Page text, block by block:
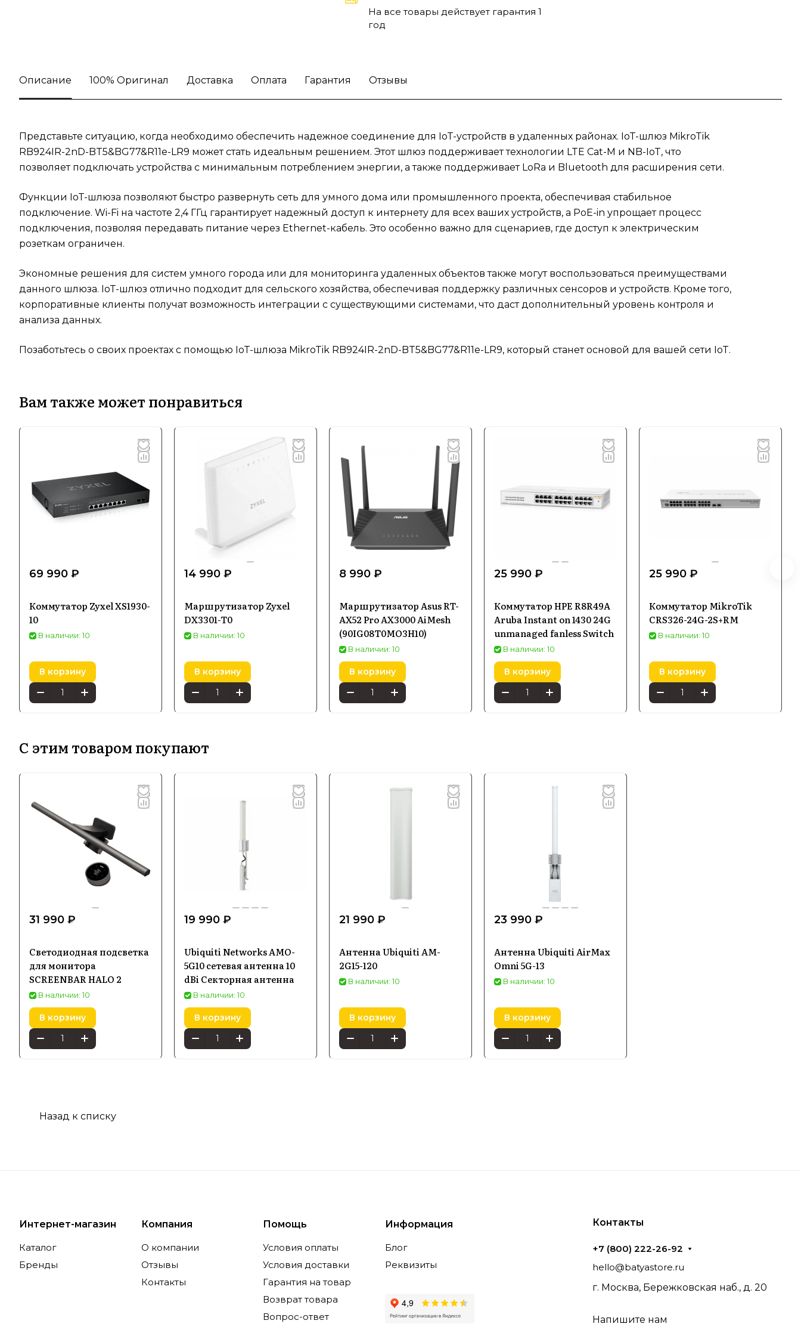
умного города или для мониторинга удаленных
объектов также могут воспользоваться
устройств. Кроме того, корпоративные клиенты
данных.Позаботьтесь о своих проектах с
помощью IoT-шлюза MikroTik RB924IR-2nD-
BT5&BG77&R11e-LR9, который станет основой
На все товары действует гарантия 1
год
Описание 100% Оригинал Доставка Оплата Гарантия Отзывы
Представьте ситуацию, когда необходимо обеспечить надежное соединение для IoT-устройств в удаленных районах. IoT-шлюз MikroTik
RB924IR-2nD-BT5&BG77&R11e-LR9 может стать идеальным решением. Этот шлюз поддерживает технологии LTE Cat-M и NB-IoT, что
позволяет подключать устройства с минимальным потреблением энергии, а также поддерживает LoRa и Bluetooth для расширения сети.
Функции IoT-шлюза позволяют быстро развернуть сеть для умного дома или промышленного проекта, обеспечивая стабильное
подключение. Wi-Fi на частоте 2,4 ГГц гарантирует надежный доступ к интернету для всех ваших устройств, а PoE-in упрощает процесс
подключения, позволяя передавать питание через Ethernet-кабель. Это особенно важно для сценариев, где доступ к электрическим
розеткам ограничен.
Экономные решения для систем умного города или для мониторинга удаленных объектов также могут воспользоваться преимуществами
данного шлюза. IoT-шлюз отлично подходит для сельского хозяйства, обеспечивая поддержку различных сенсоров и устройств. Кроме того,
корпоративные клиенты получат возможность интеграции с существующими системами, что даст дополнительный уровень контроля и
анализа данных.
Позаботьтесь о своих проектах с помощью IoT-шлюза MikroTik RB924IR-2nD-BT5&BG77&R11e-LR9, который станет основой для вашей сети IoT.
Вам также может понравиться
69 990 ₽
Коммутатор Zyxel XS1930-
10
В наличии: 10
В корзину
14 990 ₽
Маршрутизатор Zyxel
DX3301-T0
В наличии: 10
В корзину
8 990 ₽
Маршрутизатор Asus RT-
AX52 Pro AX3000 AiMesh
(90IG08T0MO3H10)
В наличии: 10
В корзину
25 990 ₽
Коммутатор HPE R8R49A
Aruba Instant on 1430 24G
unmanaged fanless Switch
В наличии: 10
В корзину
25 990 ₽
Коммутатор MikroTik
CRS326-24G-2S+RM
В наличии: 10
В корзину
С этим товаром покупают
31 990 ₽
Светодиодная подсветка
для монитора
SCREENBAR HALO 2
В наличии: 10
В корзину
19 990 ₽
Ubiquiti Networks AMO-
5G10 сетевая антенна 10
dBi Секторная антенна
В наличии: 10
В корзину
21 990 ₽
Антенна Ubiquiti AM-
2G15-120
В наличии: 10
В корзину
23 990 ₽
Антенна Ubiquiti AirMax
Omni 5G-13
В наличии: 10
В корзину
Назад к списку
Интернет-магазин
Каталог
Бренды
Компания
О компании
Отзывы
Контакты
Помощь
Условия оплаты
Условия доставки
Гарантия на товар
Возврат товара
Вопрос-ответ
Информация
Блог
Реквизиты
Контакты
+7 (800) 222-26-92
hello@batyastore.ru
г. Москва, Бережковская наб., д. 20
Напишите нам